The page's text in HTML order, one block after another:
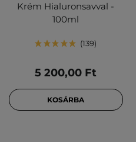
Krém Hialuronsavval -
100ml
139
5 200,00 Ft
KOSÁRBA